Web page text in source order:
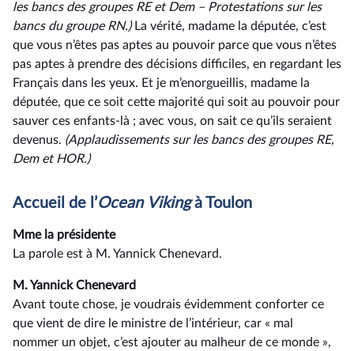
les bancs des groupes RE et Dem –⁠ Protestations sur les
bancs du groupe RN.)La vérité, madame la députée, c’est
que vous n’êtes pas aptes au pouvoir parce que vous n’êtes
pas aptes à prendre des décisions difficiles, en regardant les
Français dans les yeux. Et je m’enorgueillis, madame la
députée, que ce soit cette majorité qui soit au pouvoir pour
sauver ces enfants-là ; avec vous, on sait ce qu’ils seraient
devenus. (Applaudissements sur les bancs des groupes RE,
Dem et HOR.)
Accueil de l’Ocean Vikingà Toulon
Mme la présidente
La parole est à M. Yannick Chenevard.
M. Yannick Chenevard
Avant toute chose, je voudrais évidemment conforter ce
que vient de dire le ministre de l’intérieur, car « mal
nommer un objet, c’est ajouter au malheur de ce monde »,